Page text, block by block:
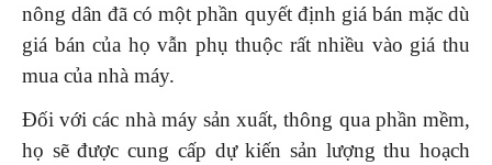
nông dân đã có một phần quyết định giá bán mặc dù
giá bán của họ vẫn phụ thuộc rất nhiều vào giá thu
mua của nhà máy.
Đối với các nhà máy sản xuất, thông qua phần mềm,
họ sẽ được cung cấp dự kiến sản lượng thu hoạch